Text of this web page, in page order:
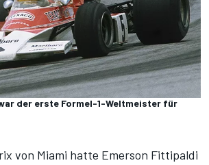
der erste Formel-1-Weltmeister für
von Miami hatte Emerson Fittipaldi